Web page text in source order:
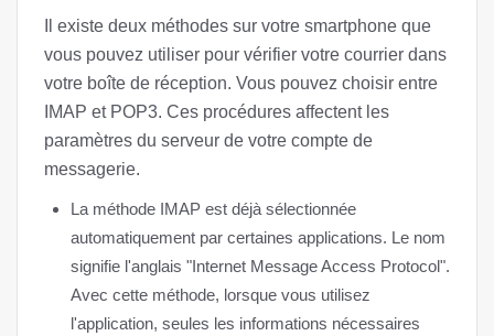
Il existe deux méthodes sur votre smartphone que
vous pouvez utiliser pour vérifier votre courrier dans
votre boîte de réception. Vous pouvez choisir entre
IMAP et POP3. Ces procédures affectent les
paramètres du serveur de votre compte de
messagerie.
La méthode IMAP est déjà sélectionnée
automatiquement par certaines applications. Le nom
signifie l'anglais "Internet Message Access Protocol".
Avec cette méthode, lorsque vous utilisez
l'application, seules les informations nécessaires